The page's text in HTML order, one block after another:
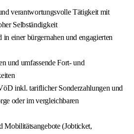
verantwortungsvolle Tätigkeit mit
Selbständigkeit
einer bürgernahen und engagierten
und umfassende Fort- und
inkl. tariflicher Sonderzahlungen und
oder im vergleichbaren
Mobilitätsangebote (Jobticket,